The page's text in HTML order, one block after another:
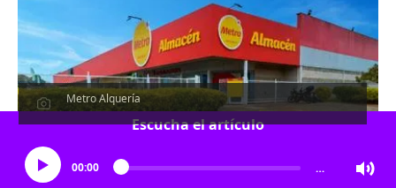
Metro Alquería
Escucha el artículo
00:00 …